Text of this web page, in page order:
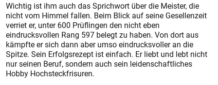
Wichtig ist ihm auch das Sprichwort über die Meister, die
nicht vom Himmel fallen. Beim Blick auf seine Gesellenzeit
verriet er, unter 600 Prüflingen den nicht eben
eindrucksvollen Rang 597 belegt zu haben. Von dort aus
kämpfte er sich dann aber umso eindrucksvoller an die
Spitze. Sein Erfolgsrezept ist einfach. Er liebt und lebt nicht
nur seinen Beruf, sondern auch sein leidenschaftliches
Hobby Hochsteckfrisuren.